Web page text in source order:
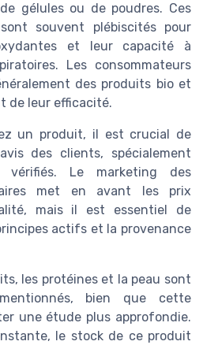
gélules ou de poudres. Ces
souvent plébiscités pour
et leur capacité à
Les consommateurs
des produits bio et
de leur efficacité.
un produit, il est crucial de
des clients, spécialement
vérifiés. Le marketing des
met en avant les prix
mais il est essentiel de
actifs et la provenance
les protéines et la peau sont
bien que cette
une étude plus approfondie.
le stock de ce produit